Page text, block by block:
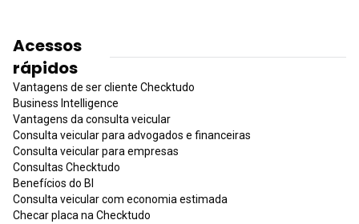
Acessos
rápidos
Vantagens de ser cliente Checktudo
Business Intelligence
Vantagens da consulta veicular
Consulta veicular para advogados e financeiras
Consulta veicular para empresas
Consultas Checktudo
Benefícios do BI
Consulta veicular com economia estimada
Checar placa na Checktudo